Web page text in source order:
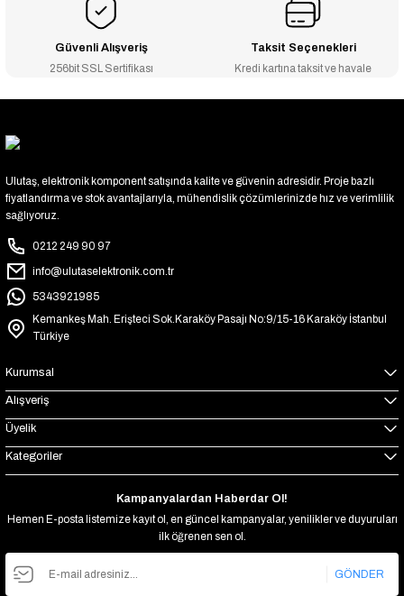
Güvenli Alışveriş
256bit SSL Sertifikası
Taksit Seçenekleri
Kredi kartına taksit ve havale
Ulutaş, elektronik komponent satışında kalite ve güvenin adresidir. Proje bazlı
fiyatlandırma ve stok avantajlarıyla, mühendislik çözümlerinizde hız ve verimlilik
sağlıyoruz.
0212 249 90 97
info@ulutaselektronik.com.tr
5343921985
Kemankeş Mah. Erişteci Sok.Karaköy Pasajı No:9/15-16 Karaköy İstanbul
Türkiye
Kurumsal
Alışveriş
Üyelik
Kategoriler
Kampanyalardan Haberdar Ol!
Hemen E-posta listemize kayıt ol, en güncel kampanyalar, yenilikler ve duyuruları
ilk öğrenen sen ol.
GÖNDER